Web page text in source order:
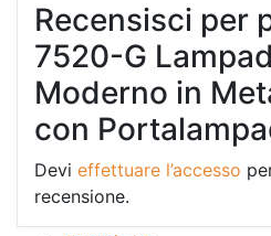
Recensisci per
7520-G
Moderno in
con
Devi effettuare l’accesso
recensione.